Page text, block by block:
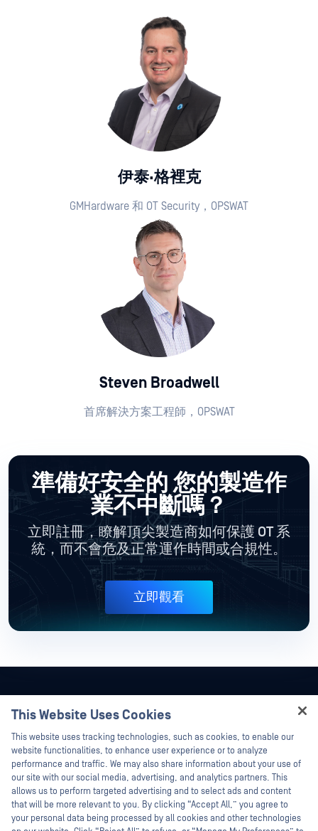
伊泰·格裡克
GMHardware 和 OT Security，OPSWAT
Steven Broadwell
首席解決方案工程師，OPSWAT
準備好安全的 您的製造作
業不中斷嗎？
立即註冊，瞭解頂尖製造商如何保護 OT 系
統，而不會危及正常運作時間或合規性。
立即觀看
This Website Uses Cookies
This website uses tracking technologies, such as cookies, to enable our
website functionalities, to enhance user experience or to analyze
performance and traffic. We may also share information about your use of
our site with our social media, advertising, and analytics partners. This
allows us to perform targeted advertising and to select ads and content
that will be more relevant to you. By clicking “Accept All,” you agree to
your personal data being processed by all cookies and other technologies
Hey there!
I'm Ozzy, your OPSWAT virtual assistant.
How can I help you secure what's critical
today?